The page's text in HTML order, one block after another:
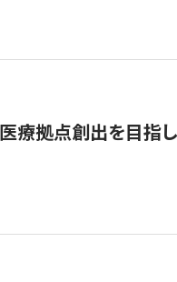
療拠点創出を目指